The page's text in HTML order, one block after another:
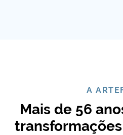
A
Mais de 56